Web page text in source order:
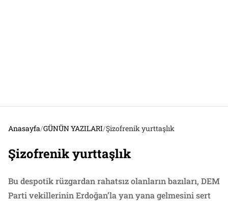
Anasayfa/GÜNÜN YAZILARI/Şizofrenik yurttaşlık
Şizofrenik yurttaşlık
Bu despotik rüzgardan rahatsız olanların bazıları, DEM
Parti vekillerinin Erdoğan’la yan yana gelmesini sert